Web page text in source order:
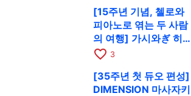
[15주년 기념, 첼로와
피아노로 엮는 두 사람
의 여행] 가시와ぎ 히
로키 & 미쓰다 겐이치
RAG로
favorite_border 3
[35주년 첫 듀오 편성]
DIMENSION 마사자키